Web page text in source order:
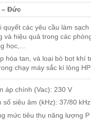
– Đức
quyết các yêu cầu làm
và hiệu quả trong các
học,…
hòa tan, và loại bỏ bọt khí
chạy máy sắc kí lỏng
áp chính (Vac): 230 V
số siêu âm (kHz): 37/80 kHz
mức tiêu thụ năng lượng